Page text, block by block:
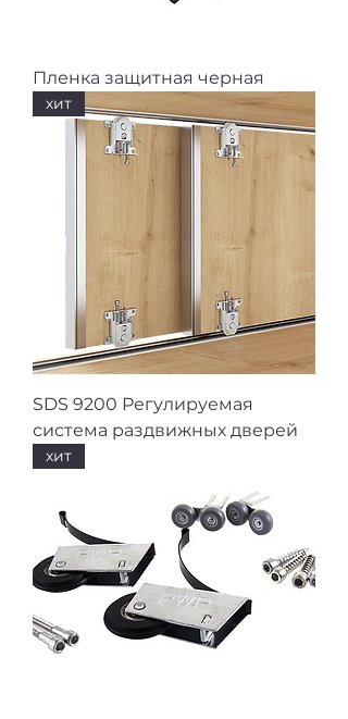
Пленка защитная черная
хит
SDS 9200 Регулируемая
система раздвижных дверей
хит